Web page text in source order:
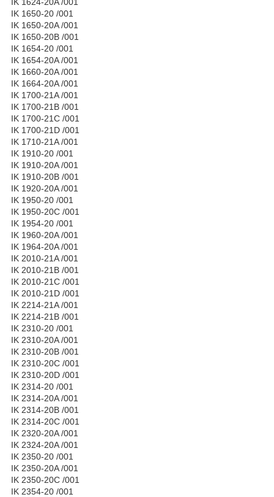
IK 1650-20 /001
IK 1650-20A /001
IK 1650-20B /001
IK 1654-20 /001
IK 1654-20A /001
IK 1660-20A /001
IK 1664-20A /001
IK 1700-21A /001
IK 1700-21B /001
IK 1700-21C /001
IK 1700-21D /001
IK 1710-21A /001
IK 1910-20 /001
IK 1910-20A /001
IK 1910-20B /001
IK 1920-20A /001
IK 1950-20 /001
IK 1950-20C /001
IK 1954-20 /001
IK 1960-20A /001
IK 1964-20A /001
IK 2010-21A /001
IK 2010-21B /001
IK 2010-21C /001
IK 2010-21D /001
IK 2214-21A /001
IK 2214-21B /001
IK 2310-20 /001
IK 2310-20A /001
IK 2310-20B /001
IK 2310-20C /001
IK 2310-20D /001
IK 2314-20 /001
IK 2314-20A /001
IK 2314-20B /001
IK 2314-20C /001
IK 2320-20A /001
IK 2324-20A /001
IK 2350-20 /001
IK 2350-20A /001
IK 2350-20C /001
IK 2354-20 /001